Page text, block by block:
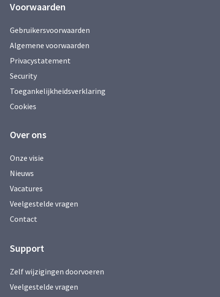
Voorwaarden
Gebruikersvoorwaarden
Algemene voorwaarden
Privacystatement
Security
Toegankelijkheidsverklaring
Cookies
Over ons
Onze visie
Nieuws
Vacatures
Veelgestelde vragen
Contact
Support
Zelf wijzigingen doorvoeren
Veelgestelde vragen